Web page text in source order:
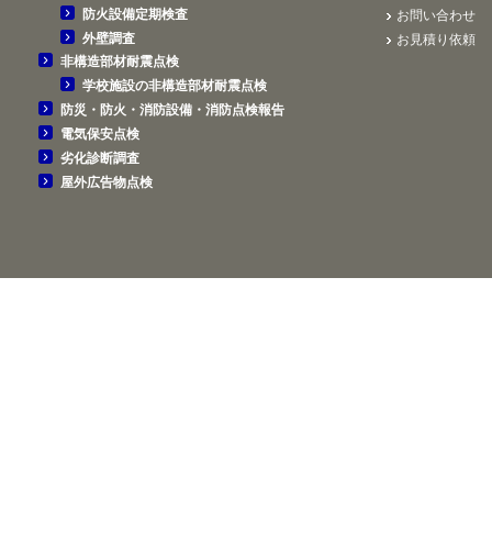
防火設備定期検査
外壁調査
非構造部材耐震点検
学校施設の非構造部材耐震点検
防災・防火・消防設備・消防点検報告
電気保安点検
劣化診断調査
屋外広告物点検
お問い合わせ
お見積り依頼